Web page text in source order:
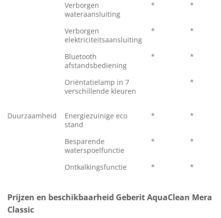
Verborgen
wateraansluiting
* *
Verborgen
elektriciteitsaansluiting
* *
Bluetooth
afstandsbediening
* *
Oriëntatielamp in 7
verschillende kleuren
*
Duurzaamheid
Energiezuinige eco
stand
* *
Besparende
waterspoelfunctie
* *
Ontkalkingsfunctie * *
Prijzen en beschikbaarheid Geberit AquaClean Mera
Classic